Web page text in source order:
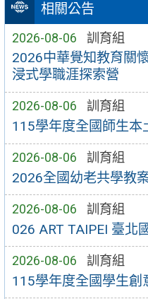
相關公告
2026-08-06 訓育組
2026中華覺知教育關
浸式學職涯探索營
2026-08-06 訓育組
115學年度全國師生本
2026-08-06 訓育組
2026全國幼老共學教
2026-08-06 訓育組
026 ART TAIPEI 臺北
2026-08-06 訓育組
115學年度全國學生創